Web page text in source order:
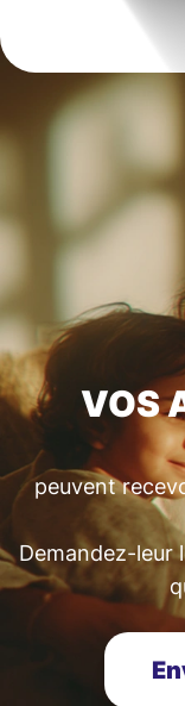
VOS
peuvent
Demandez-leur